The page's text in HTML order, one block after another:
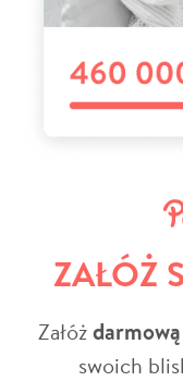
ZAŁÓŻ
Załóż
swoich